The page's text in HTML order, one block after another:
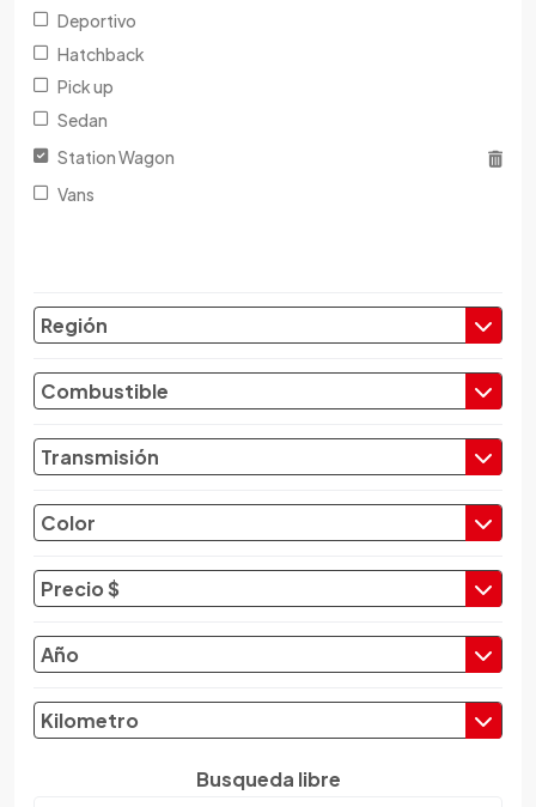
Buick
Changan
Changfeng
Chevrolet
Chrysler
Citroen
Cupra
Dacia
Daewoo
Daf
Daihatsu
Datsun
Dayun
Derbi
Dfsk
Dmc
Dodge
Deportivo
Hatchback
Pick up
Sedan
Station Wagon
Vans
Región
Combustible
Transmisión
Color
Precio $
Año
Kilometro
Busqueda libre